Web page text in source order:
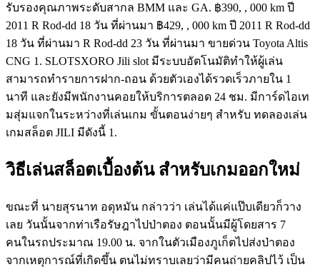
รับรองคุณภาพระดับสากล BMM และ GA. ฿390, , 000 km ปี
2011 R Rod-dd 18 วัน ที่ผ่านมา ฿429, , 000 km ปี 2011 R Rod-dd
18 วัน ที่ผ่านมา R Rod-dd 23 วัน ที่ผ่านมา ขายด่วน Toyota Altis
CNG 1. SLOTSXORO Jili slot มีระบบอัตโนมัติทำให้ผู้เล่น
สามารถทำรายการฝาก-ถอน ด้วยตัวเองได้รวดเร็วภายใน 1
นาที และยังมีพนักงานคอยให้บริการตลอด 24 ชม. มีการ์ดไอเท
มสุ่มแจกในระหว่างที่เล่นเกม ขั้นตอนง่ายๆ สำหรับ ทดลองเล่น
เกมสล็อต JILI มีดังนี้ 1.
วิธีเล่นสล็อตเบื้องต้น สำหรับเกมออกใหม่
ขณะที่ นายสุรนาท อดุหมัน กล่าวว่า เล่นได้แค่แป๊บเดียวก็วาง
เลย วันนั้นจากท่าเรือรัษฎาไปป่าตอง ตอนนั้นมีผู้โดยสาร 7
คนในรถประมาณ 19.00 น. จากในตัวเมืองภูเก็ตไปส่งป่าตอง
จากเหตุการณ์ที่เกิดขึ้น ตนไม่ทราบเลยว่ามีคนถ่ายคลิปไว้ เป็น